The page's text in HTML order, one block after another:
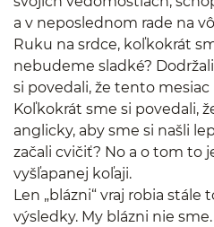
a v neposlednom rade na
Ruku na srdce, koľkokrát
nebudeme sladké?
si povedali, že tento
Koľkokrát sme si povedali,
anglicky, aby sme si našli
začali cvičiť? No a o tom to
vyšľapanej koľaji.
Len „blázni“ vraj robia stále
výsledky. My blázni nie sme.